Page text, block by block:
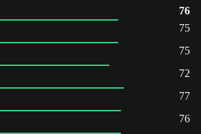
76
75
75
72
77
76